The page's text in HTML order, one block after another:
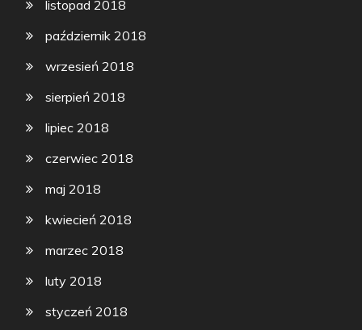
listopad 2018
październik 2018
wrzesień 2018
sierpień 2018
lipiec 2018
czerwiec 2018
maj 2018
kwiecień 2018
marzec 2018
luty 2018
styczeń 2018